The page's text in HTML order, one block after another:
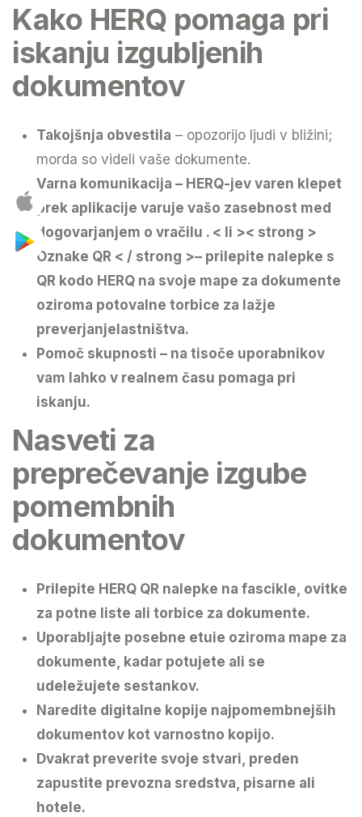
Kako HERQ pomaga pri
iskanju izgubljenih
dokumentov
Takojšnja obvestila – opozorijo ljudi v bližini;
morda so videli vaše dokumente.
Varna komunikacija – HERQ-jev varen klepet
prek aplikacije varuje vašo zasebnost med
dogovarjanjem o vračilu . < li >< strong >
Oznake QR < / strong >– prilepite nalepke s
QR kodo HERQ na svoje mape za dokumente
oziroma potovalne torbice za lažje
preverjanjelastništva.
Pomoč skupnosti – na tisoče uporabnikov
vam lahko v realnem času pomaga pri
iskanju.
Nasveti za
preprečevanje izgube
pomembnih
dokumentov
Prilepite HERQ QR nalepke na fascikle, ovitke
za potne liste ali torbice za dokumente.
Uporabljajte posebne etuie oziroma mape za
dokumente , kadar potujete ali se
udeležujete sestankov.
Naredite digitalne kopije najpomembnejših
dokumentov kot varnostno kopijo.
Dvakrat preverite svoje stvari, preden
zapustite prevozna sredstva, pisarne ali
hotele.